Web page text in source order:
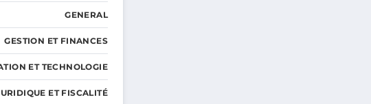
GENERAL
GESTION ET FINANCES
ET TECHNOLOGIE
ET FISCALITÉ